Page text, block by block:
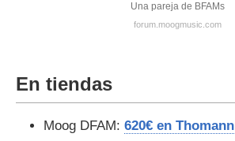
Una pareja de BFAMs
forum.moogmusic.com
En tiendas
Moog DFAM: 620€ en Thomann